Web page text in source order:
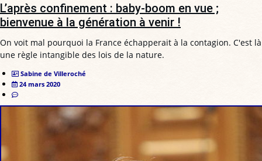
L’après confinement : baby-boom en vue ;
bienvenue à la génération à venir !
On voit mal pourquoi la France échapperait à la contagion. C'est là
une règle intangible des lois de la nature.
Sabine de Villeroché
24 mars 2020